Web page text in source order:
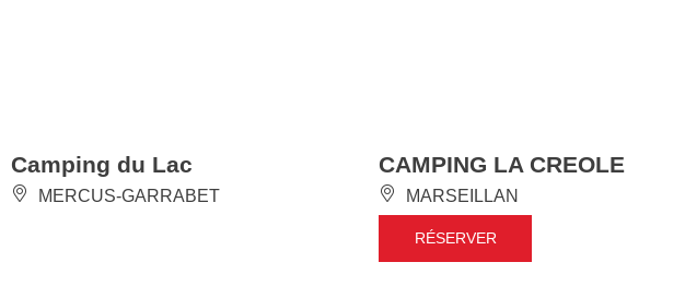
Camping du Lac
MERCUS-GARRABET
CAMPING LA CREOLE
MARSEILLAN
RÉSERVER